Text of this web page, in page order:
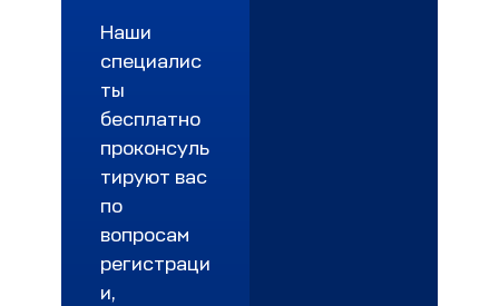
Наши
специалис
ты
бесплатно
проконсуль
тируют вас
по
вопросам
регистраци
и,